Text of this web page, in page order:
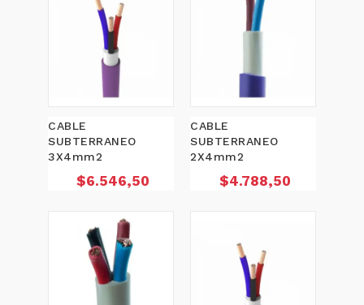
CABLE
SUBTERRANEO
3X4mm2
Precio
$6.546,50
CABLE
SUBTERRANEO
2X4mm2
Precio
$4.788,50